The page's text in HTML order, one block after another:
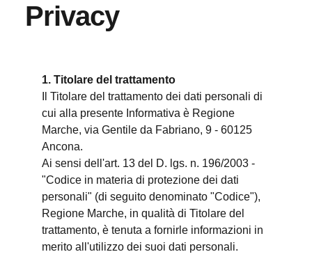
Privacy
1. Titolare del trattamento
Il Titolare del trattamento dei dati personali di
cui alla presente Informativa è Regione
Marche, via Gentile da Fabriano, 9 - 60125
Ancona.
Ai sensi dell'art. 13 del D. lgs. n. 196/2003 -
"Codice in materia di protezione dei dati
personali" (di seguito denominato "Codice"),
Regione Marche, in qualità di Titolare del
trattamento, è tenuta a fornirle informazioni in
merito all'utilizzo dei suoi dati personali.